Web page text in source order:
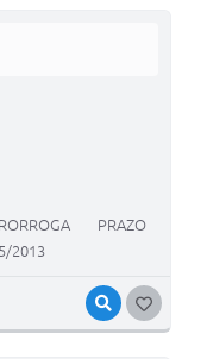
VISUALIZAR
PRAZO
2013